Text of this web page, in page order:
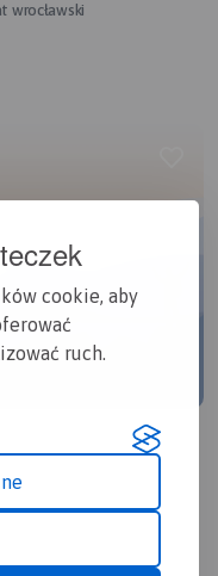
cookie, aby
ruch.
wrocławski